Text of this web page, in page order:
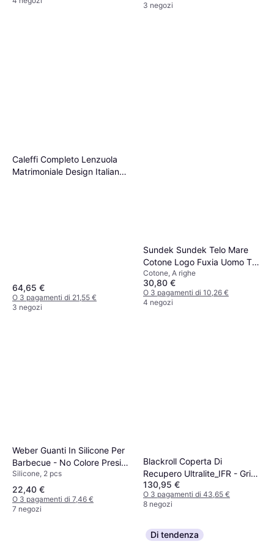
3 negozi
Caleffi Completo Lenzuola
Matrimoniale Design Italiano
64,65 €
O 3 pagamenti di 21,55 €
3 negozi
Sundek Sundek Telo Mare
Cotone Logo Fuxia Uomo TU
Asciugamano Blu, Rosa,
Multicolore
Cotone, A righe
30,80 €
O 3 pagamenti di 10,26 €
4 negozi
Weber Guanti In Silicone Per
Barbecue - No Colore Presina
Nero
Silicone, 2 pcs
22,40 €
O 3 pagamenti di 7,46 €
7 negozi
Blackroll Coperta Di
Recupero Ultralite_IFR - Gris
Coprimaterasso Nero, Rosso,
Grigio
130,95 €
O 3 pagamenti di 43,65 €
8 negozi
Di tendenza